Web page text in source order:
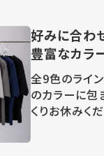
好みに合わ
豊富なカラ
全9色のライ
のカラーに包
くりお休みくだ